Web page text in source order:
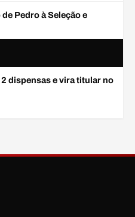
Pedro à Seleção e
dispensas e vira titular no